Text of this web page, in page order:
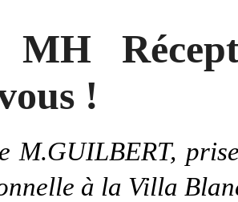
MH
!
M.GUILBERT,
à la Villa